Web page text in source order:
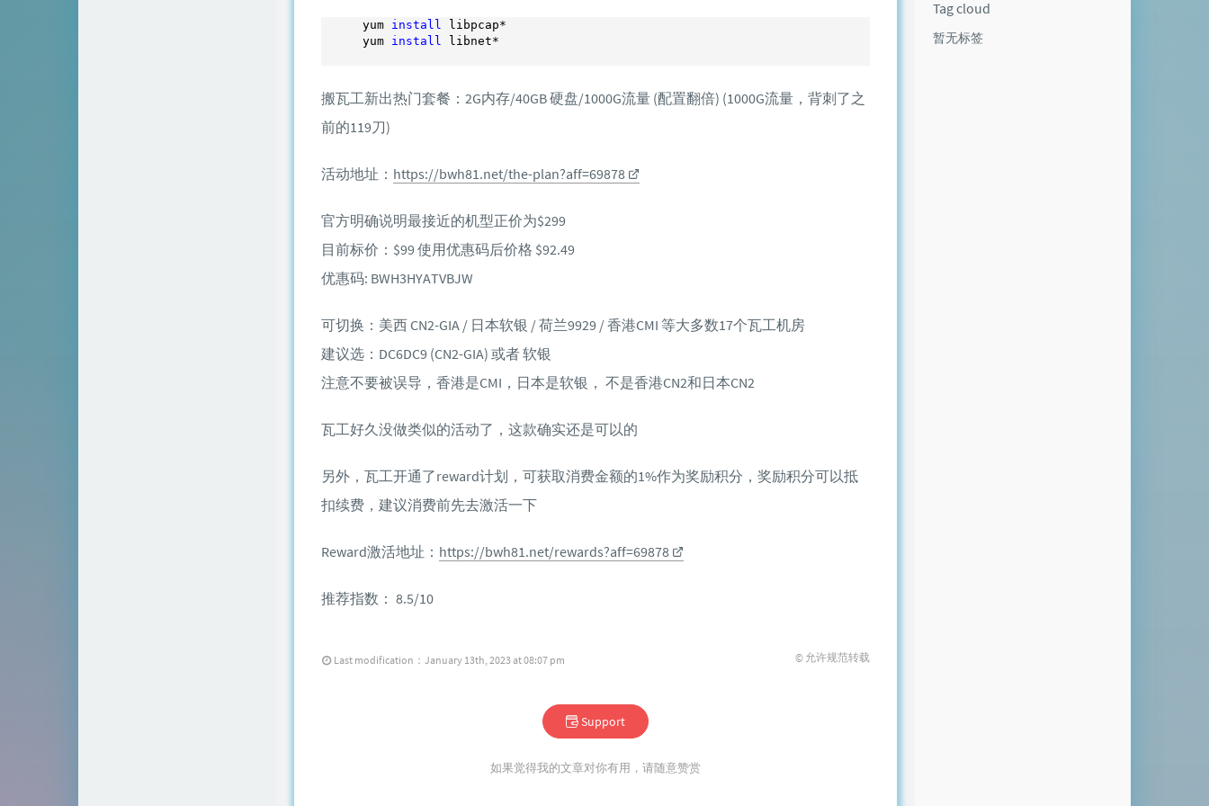
yum install libpcap*
yum install libnet*
搬瓦工新出热门套餐：2G内存/40GB 硬盘/1000G流量 (配置翻倍) (1000G流量，背刺了之
前的119刀)
活动地址： https://bwh81.net/the-plan?aff=69878
官方明确说明最接近的机型正价为$299
目前标价：$99 使用优惠码后价格 $92.49
优惠码: BWH3HYATVBJW
可切换：美西 CN2-GIA / 日本软银 / 荷兰9929 / 香港CMI 等大多数17个瓦工机房
建议选：DC6DC9 (CN2-GIA) 或者 软银
注意不要被误导，香港是CMI，日本是软银， 不是香港CN2和日本CN2
瓦工好久没做类似的活动了，这款确实还是可以的
另外，瓦工开通了reward计划，可获取消费金额的1%作为奖励积分，奖励积分可以抵
扣续费，建议消费前先去激活一下
Reward激活地址： https://bwh81.net/rewards?aff=69878
推荐指数： 8.5/10
Last modification：January 13th, 2023 at 08:07 pm © 允许规范转载
Support
如果觉得我的文章对你有用，请随意赞赏
Tag cloud
暂无标签